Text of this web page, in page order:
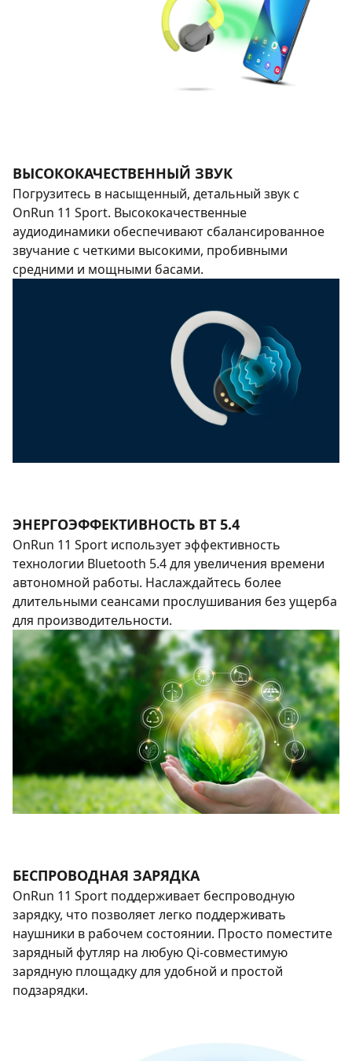
ВЫСОКОКАЧЕСТВЕННЫЙ ЗВУК
Погрузитесь в насыщенный, детальный звук с
OnRun 11 Sport. Высококачественные
аудиодинамики обеспечивают сбалансированное
звучание с четкими высокими, пробивными
средними и мощными басами.
ЭНЕРГОЭФФЕКТИВНОСТЬ BT 5.4
OnRun 11 Sport использует эффективность
технологии Bluetooth 5.4 для увеличения времени
автономной работы. Наслаждайтесь более
длительными сеансами прослушивания без ущерба
для производительности.
БЕСПРОВОДНАЯ ЗАРЯДКА
OnRun 11 Sport поддерживает беспроводную
зарядку, что позволяет легко поддерживать
наушники в рабочем состоянии. Просто поместите
зарядный футляр на любую Qi-совместимую
зарядную площадку для удобной и простой
подзарядки.